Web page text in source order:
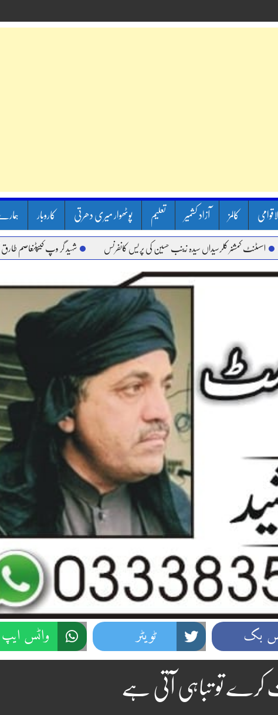
کالمز آزاد کشمیر تعلیم پوٹھوار میری دھرتی کاروبار
کمشنر کلرسیداں سیدہ زینب حسین کی پریس کانفرنس شہید گر وپ کیپٹنعاصم طارق مکمل
بک ٹویٹر واٹس ایپ
کرے تو تباہی آتی ہے